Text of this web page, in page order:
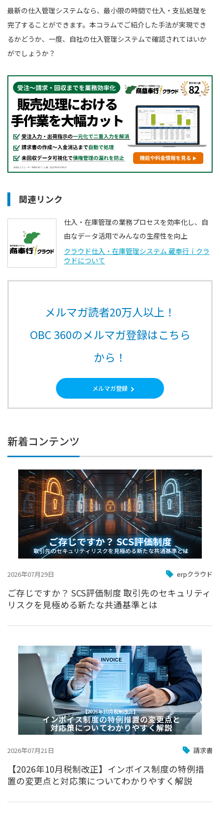
最新の仕入管理システムなら、最小限の時間で仕入・支払処理を
完了することができます。本コラムでご紹介した手法が実現でき
るかどうか、一度、自社の仕入管理システムで確認されてはいか
がでしょうか？
関連リンク
仕入・在庫管理の業務プロセスを効率化し、自
由なデータ活用でみんなの生産性を向上
クラウド仕入・在庫管理システム 蔵奉行ｉクラ
ウドについて
メルマガ読者20万人以上！
OBC 360のメルマガ登録はこちら
から！
メルマガ登録
新着コンテンツ
2026年07月29日 erpクラウド
ご存じですか？ SCS評価制度 取引先のセキュリティ
リスクを見極める新たな共通基準とは
2026年07月21日 請求書
【2026年10月税制改正】インボイス制度の特例措
置の変更点と対応策についてわかりやすく解説